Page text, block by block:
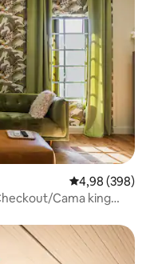
4,98 de uma
4,98 (398)
Cama king